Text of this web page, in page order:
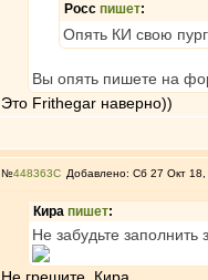
Росс пишет:
Опять КИ свою
Вы опять пишете на
Это Frithegar наверно))
№448363 Добавлено: Сб 27 Окт
Кира пишет:
Не забудьте заполнить